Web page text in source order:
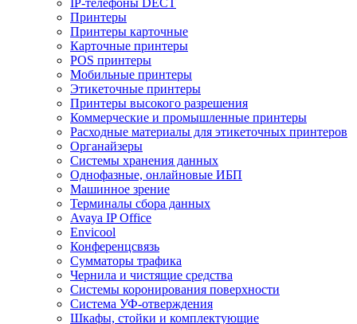
IP-телефоны DECT
Принтеры
Принтеры карточные
Карточные принтеры
POS принтеры
Мобильные принтеры
Этикеточные принтеры
Принтеры высокого разрешения
Коммерческие и промышленные принтеры
Расходные материалы для этикеточных принтеров
Органайзеры
Системы хранения данных
Однофазные, онлайновые ИБП
Машинное зрение
Терминалы сбора данных
Avaya IP Office
Envicool
Конференцсвязь
Сумматоры трафика
Чернила и чистящие средства
Системы коронирования поверхности
Cистема УФ-отверждения
Шкафы, стойки и комплектующие